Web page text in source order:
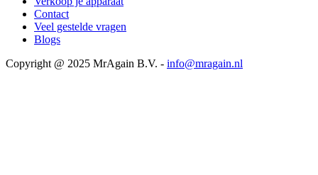
Contact
Veel gestelde vragen
Blogs
Copyright @ 2025 MrAgain B.V. - info@mragain.nl